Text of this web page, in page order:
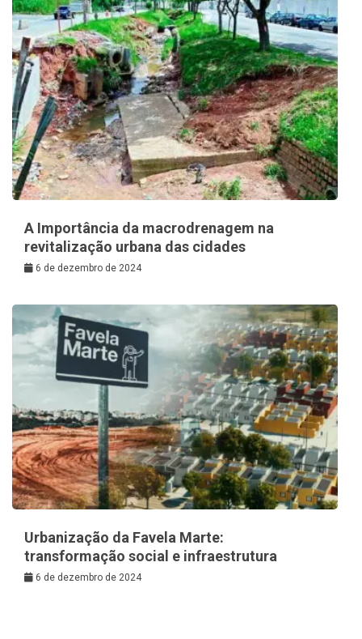
A Importância da macrodrenagem na
revitalização urbana das cidades
6 de dezembro de 2024
Urbanização da Favela Marte:
transformação social e infraestrutura
6 de dezembro de 2024